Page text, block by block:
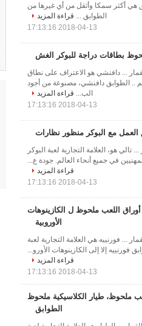
هي أكثر سمكا وأثقل من أي غيرها من
الطوابق ... قراءة المزيد
2018-04-13 17:13:16
بطاقات دراجة للبوكر الغش
... دافنشي هو الاعتراف على نطاق
.. الطوابق دافنشي، مصنوعة من أجود
الب... قراءة المزيد
2018-04-13 17:13:16
العمل مع البوكر منظور نظارات
هو، العلامة التجارية لعبة البوكر
قراءة المزيد
2018-04-13 17:13:16
أوراق اللعب ملحوظ ل الكازينوهات
الأوروبية
... فورنييه هي العلامة التجارية لعبة
فورنييه إلا إلى الكازينوهات الأورو...
قراءة المزيد
2018-04-13 17:13:16
ملحوظ، طيار الكلاسيكية ملحوظ
الطوابق